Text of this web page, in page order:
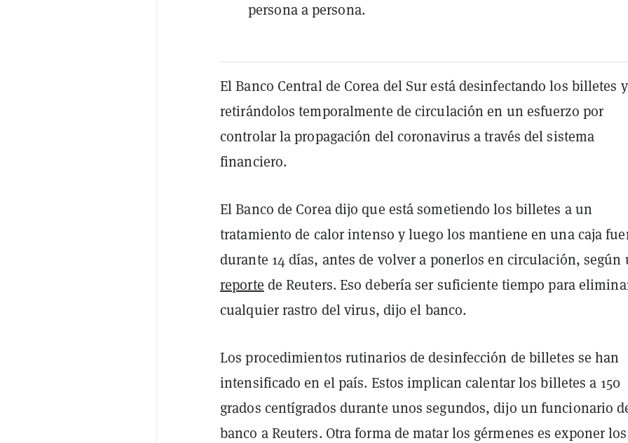
persona a persona.
El Banco Central de Corea del Sur está desinfectando los billetes y
retirándolos temporalmente de circulación en un esfuerzo por
controlar la propagación del coronavirus a través del sistema
financiero.
El Banco de Corea dijo que está sometiendo los billetes a un
tratamiento de calor intenso y luego los mantiene en una caja
durante 14 días, antes de volver a ponerlos en circulación, según
reporte de Reuters. Eso debería ser suficiente tiempo para
cualquier rastro del virus, dijo el banco.
Los procedimientos rutinarios de desinfección de billetes se han
intensificado en el país. Estos implican calentar los billetes a 150
grados centígrados durante unos segundos, dijo un funcionario
banco a Reuters. Otra forma de matar los gérmenes es exponer los